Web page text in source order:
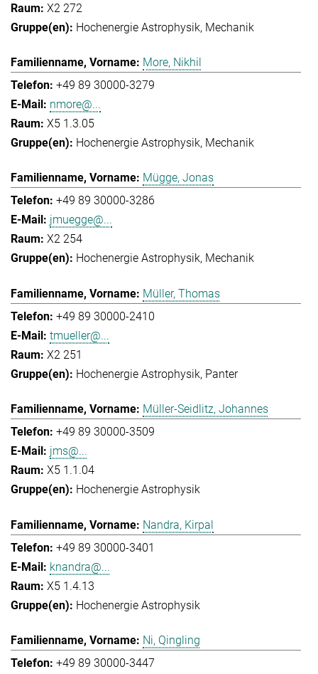
X2 272
Hochenergie Astrophysik Mechanik
More, Nikhil
+49 89 30000-3279
nmore@...
X5 1.3.05
Hochenergie Astrophysik Mechanik
Mügge, Jonas
+49 89 30000-3286
jmuegge@...
X2 254
Hochenergie Astrophysik Mechanik
Müller, Thomas
+49 89 30000-2410
tmueller@...
X2 251
Hochenergie Astrophysik Panter
Müller-Seidlitz, Johannes
+49 89 30000-3509
jms@...
X5 1.1.04
Hochenergie Astrophysik
Nandra, Kirpal
+49 89 30000-3401
knandra@...
X5 1.4.13
Hochenergie Astrophysik
Ni, Qingling
+49 89 30000-3447